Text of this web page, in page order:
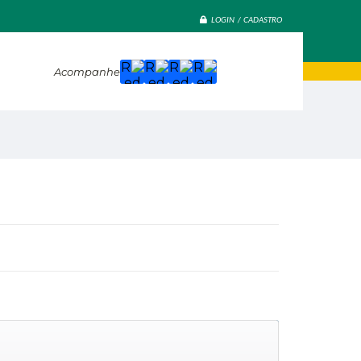
LOGIN / CADASTRO
Acompanhe